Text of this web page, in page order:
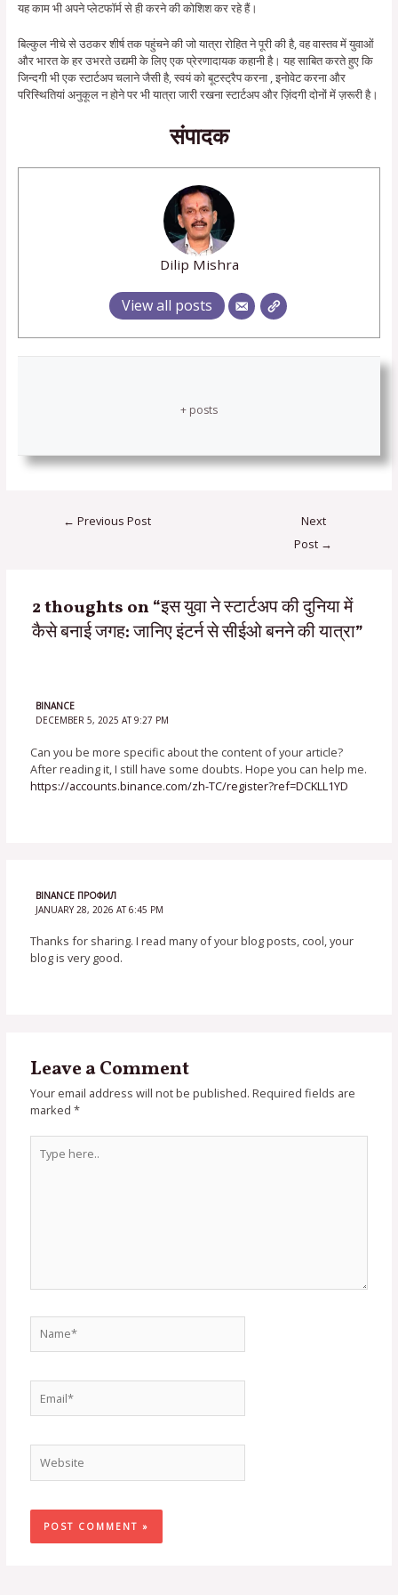
यह काम भी अपने प्लेटफॉर्म से ही करने की कोशिश कर रहे हैं।
बिल्कुल नीचे से उठकर शीर्ष तक पहुंचने की जो यात्रा रोहित ने पूरी की है, वह वास्तव में युवाओं
और भारत के हर उभरते उद्यमी के लिए एक प्रेरणादायक कहानी है। यह साबित करते हुए कि
जिन्दगी भी एक स्टार्टअप चलाने जैसी है, स्वयं को बूटस्ट्रैप करना , इनोवेट करना और
परिस्थितियां अनुकूल न होने पर भी यात्रा जारी रखना स्टार्टअप और ज़िंदगी दोनों में ज़रूरी है।
संपादक
Dilip Mishra
View all posts
+ posts
← Previous Post
Next
Post →
2 thoughts on “इस युवा ने स्टार्टअप की दुनिया में
कैसे बनाई जगह: जानिए इंटर्न से सीईओ बनने की यात्रा”
BINANCE
DECEMBER 5, 2025 AT 9:27 PM
Can you be more specific about the content of your article?
After reading it, I still have some doubts. Hope you can help me.
https://accounts.binance.com/zh-TC/register?ref=DCKLL1YD
BINANCE ПРОФИЛ
JANUARY 28, 2026 AT 6:45 PM
Thanks for sharing. I read many of your blog posts, cool, your
blog is very good.
Leave a Comment
Your email address will not be published. Required fields are
marked*
here..